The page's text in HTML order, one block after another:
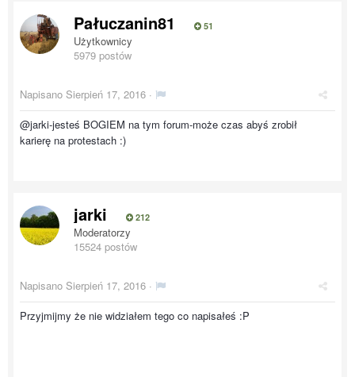
Pałuczanin81 51
Użytkownicy
5979 postów
Napisano Sierpień 17, 2016 ·
@jarki-jesteś BOGIEM na tym forum-może czas abyś zrobił
karierę na protestach :)
jarki 212
Moderatorzy
15524 postów
Napisano Sierpień 17, 2016 ·
Przyjmijmy że nie widziałem tego co napisałeś :P